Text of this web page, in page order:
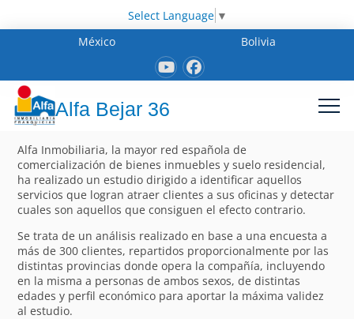
Select Language ▼
México
Bolivia
Alfa Bejar 36
Alfa Inmobiliaria, la mayor red española de
comercialización de bienes inmuebles y suelo residencial,
ha realizado un estudio dirigido a identificar aquellos
servicios que logran atraer clientes a sus oficinas y detectar
cuales son aquellos que consiguen el efecto contrario.
Se trata de un análisis realizado en base a una encuesta a
más de 300 clientes, repartidos proporcionalmente por las
distintas provincias donde opera la compañía, incluyendo
en la misma a personas de ambos sexos, de distintas
edades y perfil económico para aportar la máxima validez
al estudio.